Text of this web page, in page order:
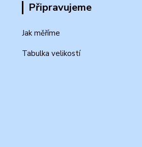
Připravujeme
Jak měříme
Tabulka velikostí